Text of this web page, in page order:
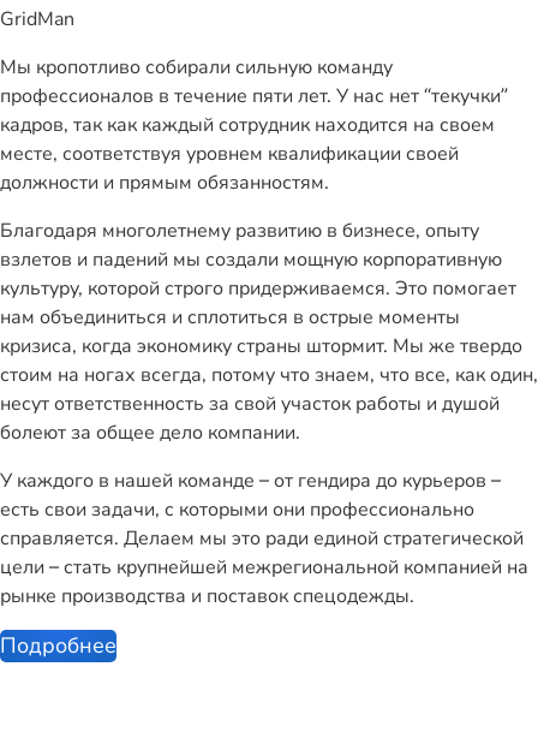
GridMan
Мы кропотливо собирали сильную команду
профессионалов в течение пяти лет. У нас нет “текучки”
кадров, так как каждый сотрудник находится на своем
месте, соответствуя уровнем квалификации своей
должности и прямым обязанностям.
Благодаря многолетнему развитию в бизнесе, опыту
взлетов и падений мы создали мощную корпоративную
культуру, которой строго придерживаемся. Это помогает
нам объединиться и сплотиться в острые моменты
кризиса, когда экономику страны штормит. Мы же твердо
стоим на ногах всегда, потому что знаем, что все, как один,
несут ответственность за свой участок работы и душой
болеют за общее дело компании.
У каждого в нашей команде – от гендира до курьеров –
есть свои задачи, с которыми они профессионально
справляется. Делаем мы это ради единой стратегической
цели – стать крупнейшей межрегиональной компанией на
рынке производства и поставок спецодежды.
Подробнее